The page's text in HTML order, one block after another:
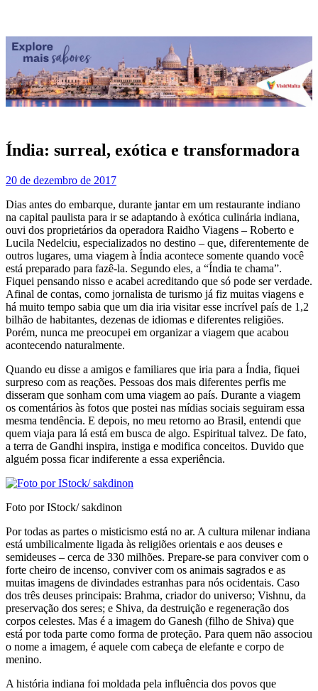
Índia: surreal, exótica e transformadora
20 de dezembro de 2017
Dias antes do embarque, durante jantar em um restaurante indiano
na capital paulista para ir se adaptando à exótica culinária in­diana,
ouvi dos proprietários da operadora Raidho Viagens – Roberto e
Lucila Nedelciu, especializados no destino – que, diferentemente de
outros luga­res, uma viagem à Índia acontece somente quando você
está preparado para fazê-la. Segundo eles, a “Índia te chama”.
Fiquei pensando nisso e acabei acreditando que só pode ser verdade.
Afinal de contas, como jornalista de turismo já fiz muitas viagens e
há muito tempo sabia que um dia iria vi­sitar esse incrível país de 1,2
bilhão de habitantes, dezenas de idiomas e diferentes religiões.
Porém, nunca me preocupei em organizar a viagem que acabou
acontecendo naturalmente.
Quando eu disse a amigos e familiares que iria para a Índia, fiquei
surpreso com as reações. Pes­soas dos mais diferentes perfis me
disseram que sonham com uma viagem ao país. Durante a via­gem
os comentários às fotos que postei nas mídias sociais seguiram essa
mesma tendência. E depois, no meu retorno ao Brasil, entendi que
quem viaja para lá está em busca de algo. Espiritual talvez. De fato,
a terra de Gandhi inspira, instiga e modifica conceitos. Duvido que
alguém possa ficar indife­rente a essa experiência.
Foto por IStock/ sakdinon
Por todas as partes o misticismo está no ar. A cultura milenar indiana
está umbilicalmente liga­da às religiões orientais e aos deuses e
semideuses – cerca de 330 milhões. Prepare-se para conviver com o
forte cheiro de incenso, conviver com os animais sagrados e as
muitas imagens de divinda­des estranhas para nós ocidentais. Caso
dos três deuses principais: Brahma, criador do universo; Vishnu, da
preservação dos seres; e Shiva, da des­truição e regeneração dos
corpos celestes. Mas é a imagem do Ganesh (filho de Shiva) que
está por toda parte como forma de proteção. Para quem não associou
o nome a imagem, é aquele com ca­beça de elefante e corpo de
menino.
A história indiana foi moldada pela influência dos povos que